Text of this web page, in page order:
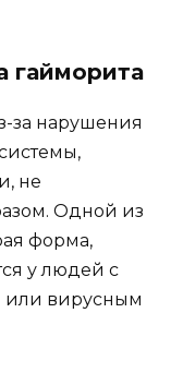
гайморита
за нарушения
не
Одной из
форма,
у людей с
или вирусным